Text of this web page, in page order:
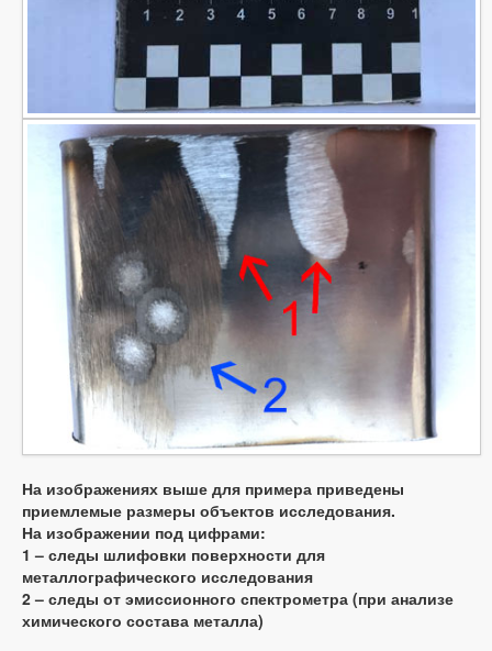
На изображениях выше для примера приведены
приемлемые размеры объектов исследования.
На изображении под цифрами:
1 – следы шлифовки поверхности для
металлографического исследования
2 – следы от эмиссионного спектрометра (при анализе
химического состава металла)